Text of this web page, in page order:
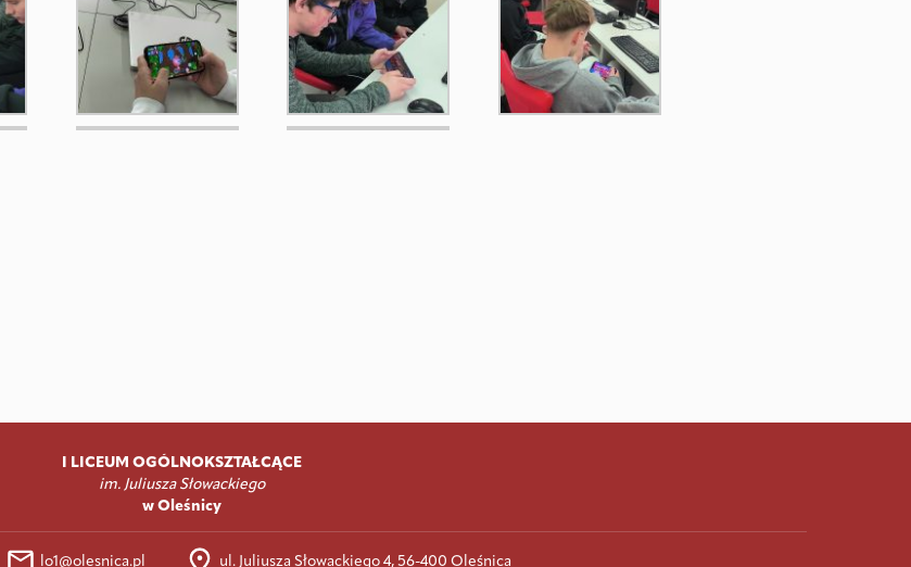
I LICEUM OGÓLNOKSZTAŁCĄCE
im. Juliusza Słowackiego
w Oleśnicy
lo1@olesnica.pl ul. Juliusza Słowackiego 4, 56-400 Oleśnica